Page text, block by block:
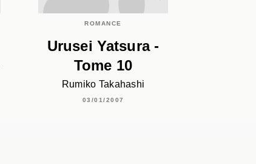
ROMANCE
Urusei Yatsura -
Tome 10
Rumiko Takahashi
03/01/2007